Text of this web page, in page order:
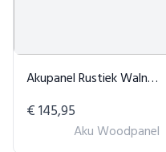
Akupanel Rustiek Walnoot
€ 145,95
Aku Woodpanel